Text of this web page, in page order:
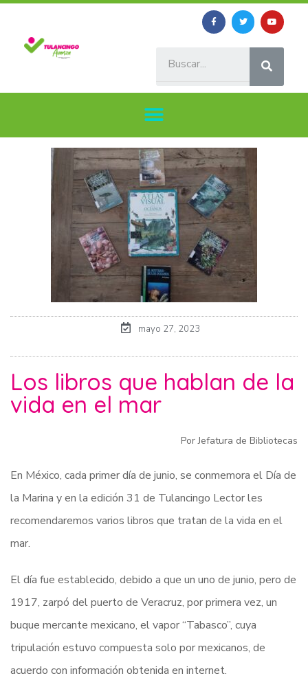
mayo 27, 2023
Los libros que hablan de la
vida en el mar
Por Jefatura de Bibliotecas
En México, cada primer día de junio, se conmemora el Día de
la Marina y en la edición 31 de Tulancingo Lector les
recomendaremos varios libros que tratan de la vida en el
mar.
El día fue establecido, debido a que un uno de junio, pero de
1917, zarpó del puerto de Veracruz, por primera vez, un
buque mercante mexicano, el vapor “Tabasco”, cuya
tripulación estuvo compuesta solo por mexicanos, de
acuerdo con información obtenida en internet.